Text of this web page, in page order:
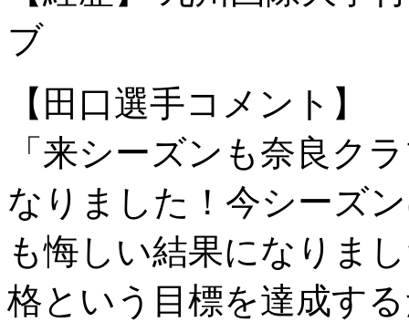
ブ
【田口選手コメント】
「来シーズンも奈良ク
なりました！今シーズ
も悔しい結果になりま
格という目標を達成す